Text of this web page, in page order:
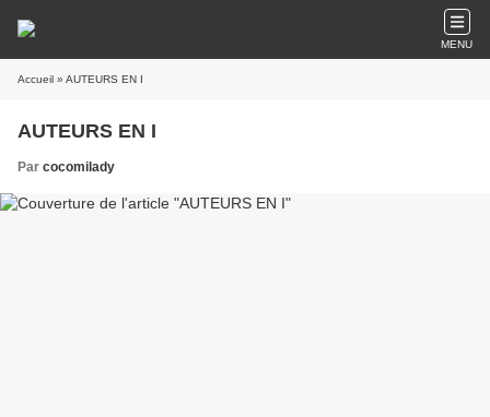
MENU
Accueil » AUTEURS EN I
AUTEURS EN I
Par cocomilady